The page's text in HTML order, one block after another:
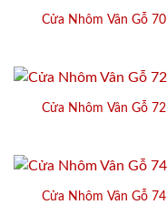
Cửa Nhôm Vân Gỗ 70
Cửa Nhôm Vân Gỗ 72
Cửa Nhôm Vân Gỗ 74